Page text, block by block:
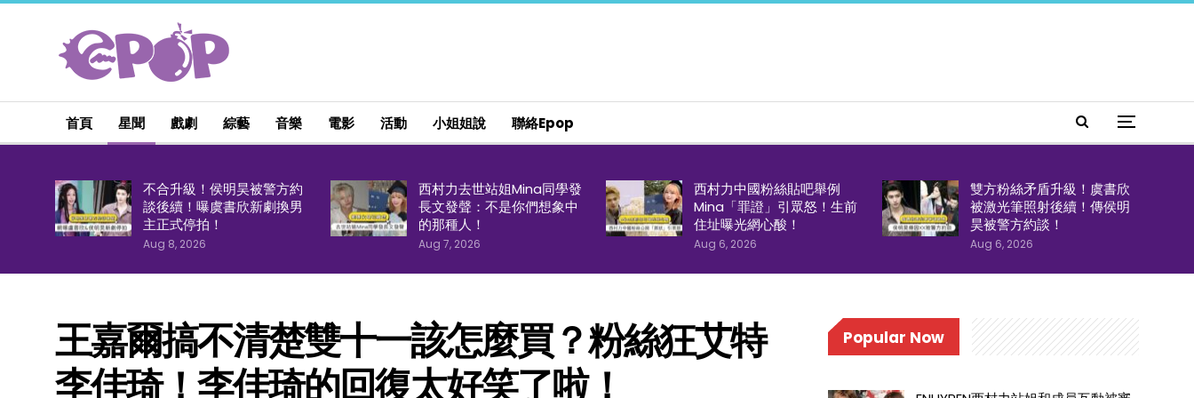
首頁 星聞 戲劇 綜藝 音樂 電影 活動 小姐姐說 聯絡epop
不合升級！侯明昊被警方約
談後續！曝虞書欣新劇換男
主正式停拍！
Aug 8, 2026
西村力去世站姐Mina同學發
長文發聲：不是你們想象中
的那種人！
Aug 7, 2026
西村力中國粉絲貼吧舉例
Mina「罪證」引眾怒！生前
住址曝光網心酸！
Aug 6, 2026
雙方粉絲矛盾升級！虞書欣
被激光筆照射後續！傳侯明
昊被警方約談！
Aug 6, 2026
王嘉爾搞不清楚雙十一該怎麼買？粉絲狂艾特
李佳琦！李佳琦的回復太好笑了啦！
Popular Now